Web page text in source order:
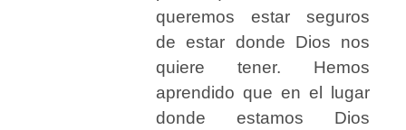
queremos estar seguros
de estar donde Dios nos
quiere tener. Hemos
aprendido que en el lugar
donde estamos Dios